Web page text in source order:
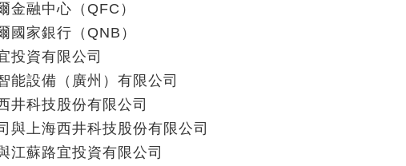
金融中心（QFC）
國家銀行（QNB）
投資有限公司
能設備（廣州）有限公司
井科技股份有限公司
與上海西井科技股份有限公司
江蘇路宜投資有限公司